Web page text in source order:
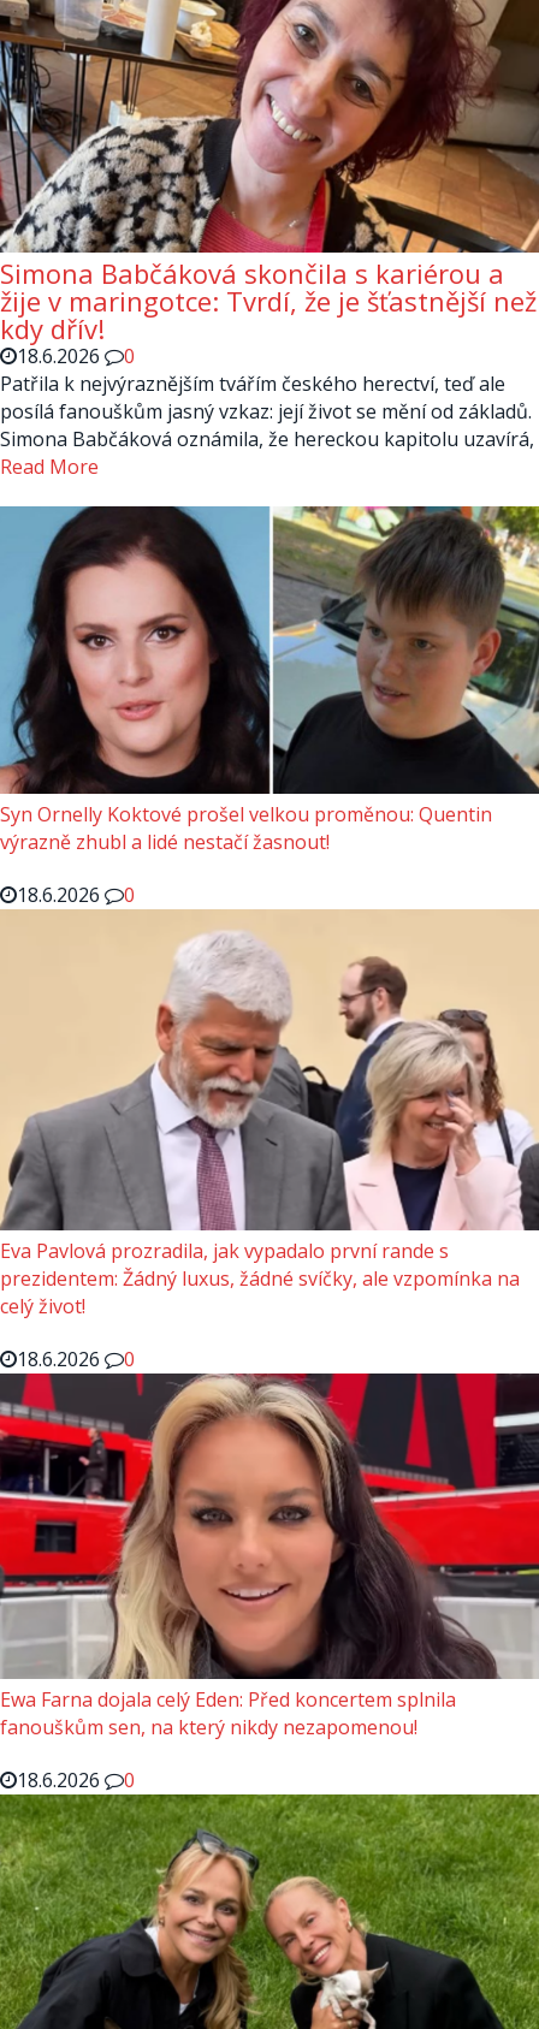
Simona Babčáková skončila s kariérou a
žije v maringotce: Tvrdí, že je šťastnější než
kdy dřív!
18.6.2026
0
Patřila k nejvýraznějším tvářím českého herectví, teď ale
posílá fanouškům jasný vzkaz: její život se mění od základů.
Simona Babčáková oznámila, že hereckou kapitolu uzavírá,
Read More
Syn Ornelly Koktové prošel velkou proměnou: Quentin
výrazně zhubl a lidé nestačí žasnout!
18.6.2026
0
Eva Pavlová prozradila, jak vypadalo první rande s
prezidentem: Žádný luxus, žádné svíčky, ale vzpomínka na
celý život!
18.6.2026
0
Ewa Farna dojala celý Eden: Před koncertem splnila
fanouškům sen, na který nikdy nezapomenou!
18.6.2026
0